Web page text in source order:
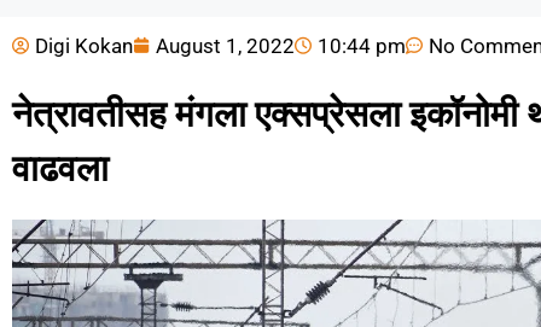
Digi Kokan August 1, 2022 10:44 pm No
नेत्रावतीसह मंगला एक्सप्रेसला इकॉनोमी
वाढवला